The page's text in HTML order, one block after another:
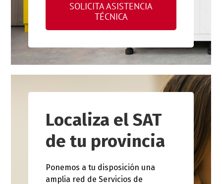
SOLICITA ASISTENCIA
TÉCNICA
Localiza el SAT
de tu provincia
Ponemos a tu disposición una
amplia red de Servicios de